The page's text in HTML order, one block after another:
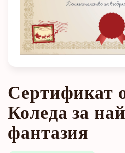
Сертификат
Коледа за
фантазия